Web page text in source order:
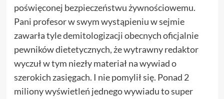
poświęconej bezpieczeństwu żywnościowemu.
Pani profesor w swym wystąpieniu w sejmie
zawarła tyle demitologizacji obecnych oficjalnie
pewników dietetycznych, że wytrawny redaktor
wyczuł w tym niezły materiał na wywiad o
szerokich zasięgach. I nie pomylił się. Ponad 2
miliony wyświetleń jednego wywiadu to super